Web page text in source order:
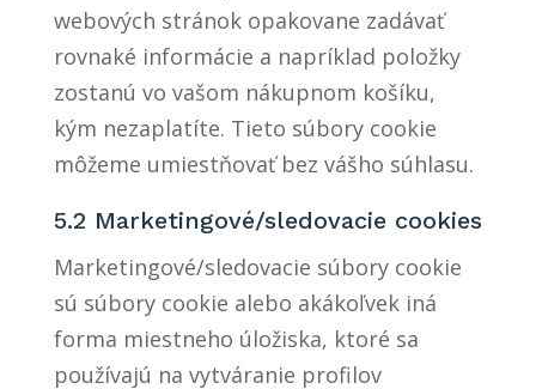
webových stránok opakovane zadávať
rovnaké informácie a napríklad položky
zostanú vo vašom nákupnom košíku,
kým nezaplatíte. Tieto súbory cookie
môžeme umiestňovať bez vášho súhlasu.
5.2 Marketingové/sledovacie cookies
Marketingové/sledovacie súbory cookie
sú súbory cookie alebo akákoľvek iná
forma miestneho úložiska, ktoré sa
používajú na vytváranie profilov